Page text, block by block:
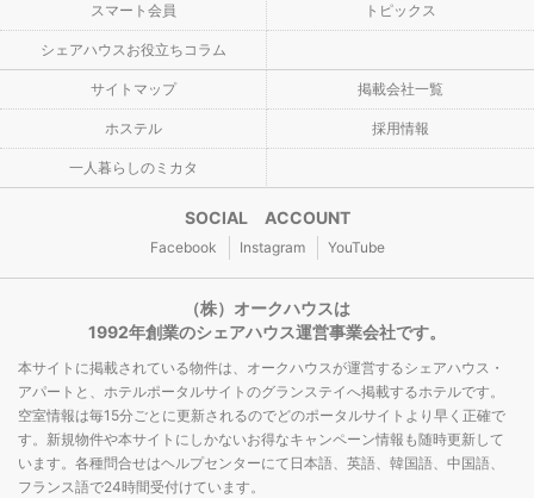
スマート会員 トピックス
シェアハウスお役立ちコラム
サイトマップ 掲載会社一覧
ホステル 採用情報
一人暮らしのミカタ
SOCIAL ACCOUNT
Facebook Instagram YouTube
（株）オークハウスは
1992年創業のシェアハウス運営事業会社です。
本サイトに掲載されている物件は、オークハウスが運営するシェアハウス・
アパートと、ホテルポータルサイトのグランステイへ掲載するホテルです。
空室情報は毎15分ごとに更新されるのでどのポータルサイトより早く正確で
す。新規物件や本サイトにしかないお得なキャンペーン情報も随時更新して
います。各種問合せはヘルプセンターにて日本語、英語、韓国語、中国語、
フランス語で24時間受付けています。